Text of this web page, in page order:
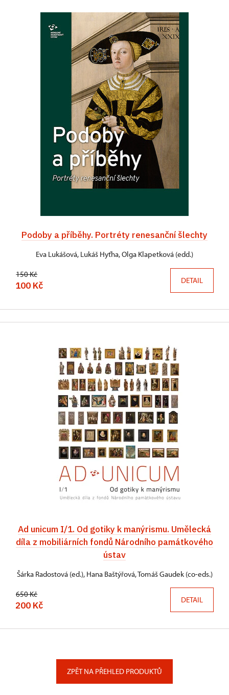
Podoby a příběhy. Portréty renesanční šlechty
Eva Lukášová, Lukáš Hyťha, Olga Klapetková (edd.)
150 Kč
100 Kč DETAIL
Ad unicum I/1. Od gotiky k manýrismu. Umělecká
díla z mobiliárních fondů Národního památkového
ústav
Šárka Radostová (ed.), Hana Baštýřová, Tomáš Gaudek (co-eds.)
650 Kč
200 Kč DETAIL
ZPĚT NA PŘEHLED PRODUKTŮ